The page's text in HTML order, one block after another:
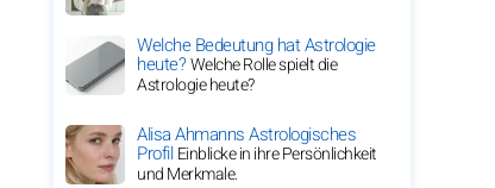
Welche Bedeutung hat Astrologie
heute?Welche Rolle spielt die
Astrologie heute?
Alisa Ahmanns Astrologisches
ProfilEinblicke in ihre Persönlichkeit
und Merkmale.